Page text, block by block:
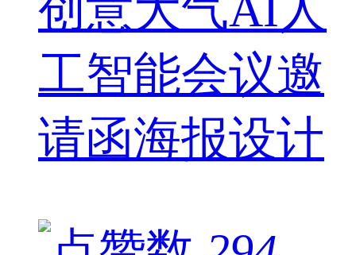
创意大气AI人
工智能会议邀
请函海报设计